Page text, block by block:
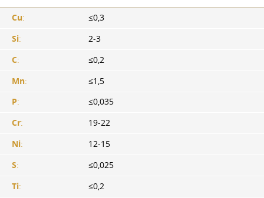
Cu:
≤0,3
Si:
2-3
C:
≤0,2
Mn:
≤1,5
P:
≤0,035
Cr:
19-22
Ni:
12-15
S:
≤0,025
Ti:
≤0,2